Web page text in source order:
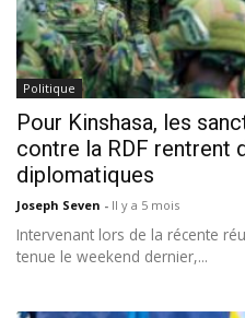
Politique
Pour Kinshasa, les
contre la RDF rentrent
diplomatiques
Joseph Seven - Il y a 5 mois
Intervenant lors de la récente
tenue le weekend dernier,...